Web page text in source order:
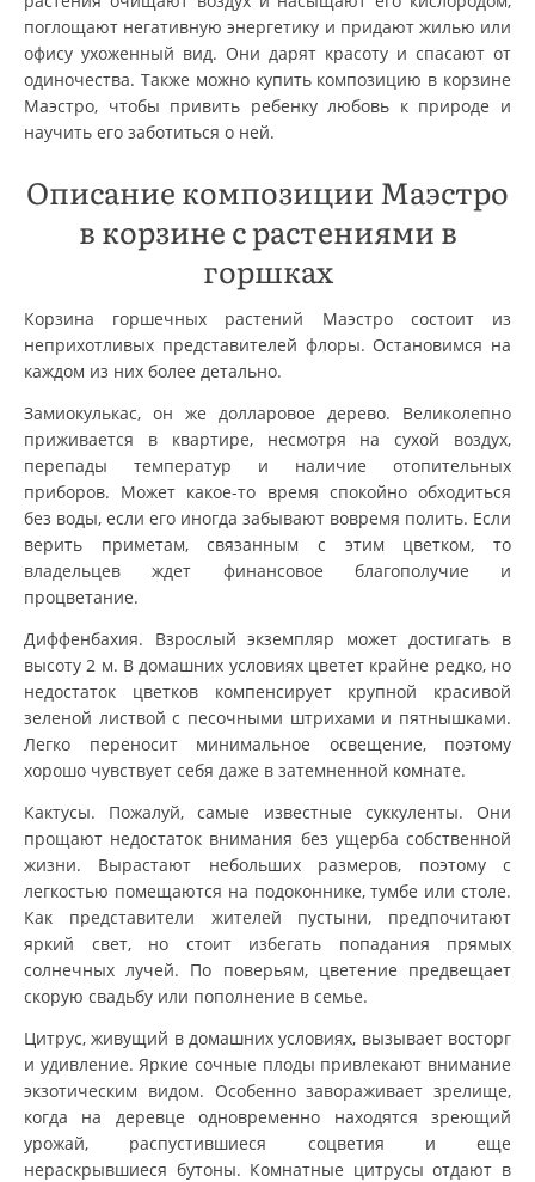
поглощают негативную энергетику и придают жилью или
офису ухоженный вид. Они дарят красоту и спасают от
одиночества. Также можно купить композицию в корзине
Маэстро, чтобы привить ребенку любовь к природе и
научить его заботиться о ней.
Описание композиции Маэстро
в корзине с растениями в
горшках
Корзина горшечных растений Маэстро состоит из
неприхотливых представителей флоры. Остановимся на
каждом из них более детально.
Замиокулькас, он же долларовое дерево. Великолепно
приживается в квартире, несмотря на сухой воздух,
перепады температур и наличие отопительных
приборов. Может какое-то время спокойно обходиться
без воды, если его иногда забывают вовремя полить. Если
верить приметам, связанным с этим цветком, то
владельцев ждет финансовое благополучие и
процветание.
Диффенбахия. Взрослый экземпляр может достигать в
высоту 2 м. В домашних условиях цветет крайне редко, но
недостаток цветков компенсирует крупной красивой
зеленой листвой с песочными штрихами и пятнышками.
Легко переносит минимальное освещение, поэтому
хорошо чувствует себя даже в затемненной комнате.
Кактусы. Пожалуй, самые известные суккуленты. Они
прощают недостаток внимания без ущерба собственной
жизни. Вырастают небольших размеров, поэтому с
легкостью помещаются на подоконнике, тумбе или столе.
Как представители жителей пустыни, предпочитают
яркий свет, но стоит избегать попадания прямых
солнечных лучей. По поверьям, цветение предвещает
скорую свадьбу или пополнение в семье.
Цитрус, живущий в домашних условиях, вызывает восторг
и удивление. Яркие сочные плоды привлекают внимание
экзотическим видом. Особенно завораживает зрелище,
когда на деревце одновременно находятся зреющий
урожай, распустившиеся соцветия и еще
нераскрывшиеся бутоны. Комнатные цитрусы отдают в